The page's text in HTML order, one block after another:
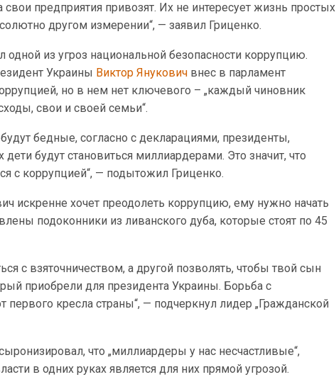
предприятия привозят. Их не интересует жизнь простых
другом измерении“, — заявил Гриценко.
одной из угроз национальной безопасности коррупцию.
Украины Виктор Янукович внес в парламент
но в нем нет ключевого – „каждый чиновник
свои и своей семьи“.
бедные, согласно с декларациями, президенты,
будут становиться миллиардерами. Это значит, что
с коррупцией“, — подытожил Гриценко.
искренне хочет преодолеть коррупцию, ему нужно начать
подоконники из ливанского дуба, которые стоят по 45
с взяточничеством, а другой позволять, чтобы твой сын
приобрели для президента Украины. Борьба с
первого кресла страны“, — подчеркнул лидер „Гражданской
что „миллиардеры у нас несчастливые“,
в одних руках является для них прямой угрозой.